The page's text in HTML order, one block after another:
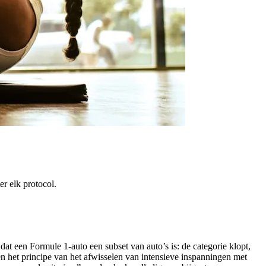
elk protocol.
een Formule 1-auto een subset van auto’s is: de categorie klopt,
het principe van het afwisselen van intensieve inspanningen met